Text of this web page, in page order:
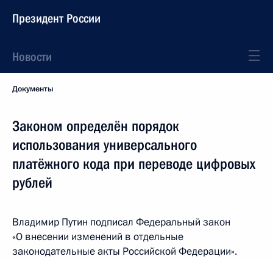
Президент России
Новости
Документы
Законом определён порядок
использования универсального
платёжного кода при переводе цифровых
рублей
Владимир Путин подписал Федеральный закон
«О внесении изменений в отдельные
законодательные акты Российской Федерации».